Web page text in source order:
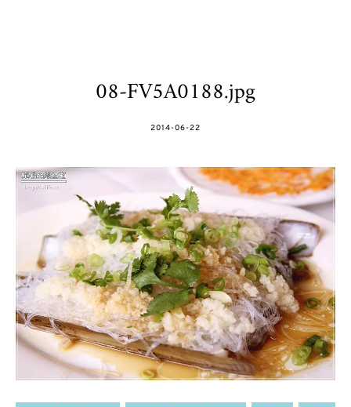
08-FV5A0188.jpg
POSTED
2014-06-22